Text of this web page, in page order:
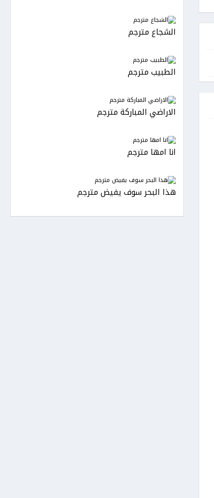
الشجاع مترجم
الطبيب مترجم
الاراضي المباركة مترجم
انا امها مترجم
هذا البحر سوف يفيض مترجم